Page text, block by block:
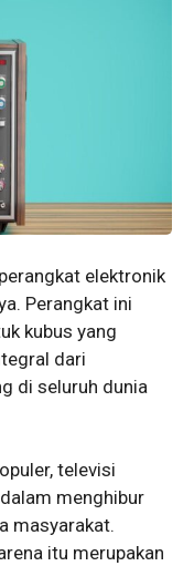
elektronik
Perangkat ini
kubus yang
dari
di seluruh dunia
televisi
menghibur
masyarakat.
itu merupakan